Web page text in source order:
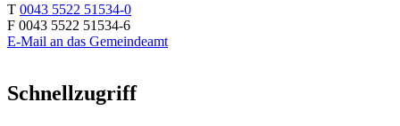
T 0043 5522 51534-0
F 0043 5522 51534-6
E-Mail an das Gemeindeamt
Schnellzugriff